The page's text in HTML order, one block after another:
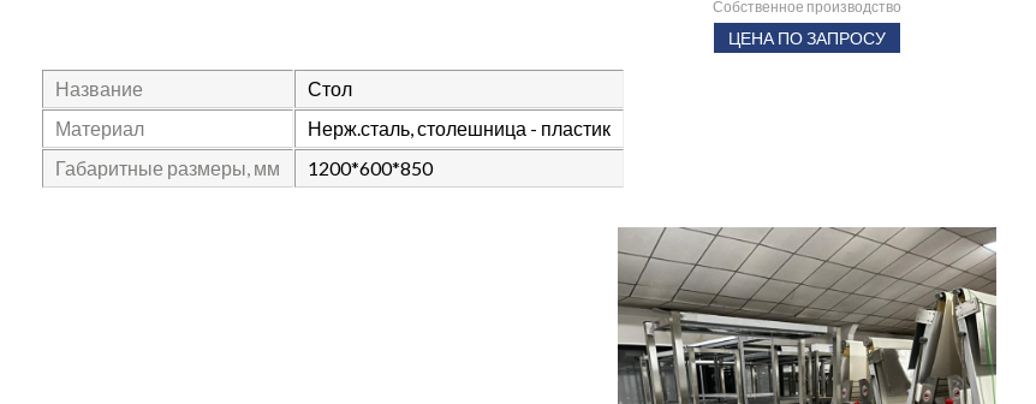
Собственное производство
ЦЕНА ПО ЗАПРОСУ
Название
Стол
Материал
Нерж.сталь, столешница - пластик
Габаритные размеры, мм
1200*600*850